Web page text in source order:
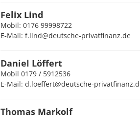
Felix Lind
Mobil: 0176 99998722
E-Mail: f.lind@deutsche-privatfinanz.de
Daniel Löffert
Mobil 0179 / 5912536
E-Mail: d.loeffert@deutsche-
Thomas Markolf